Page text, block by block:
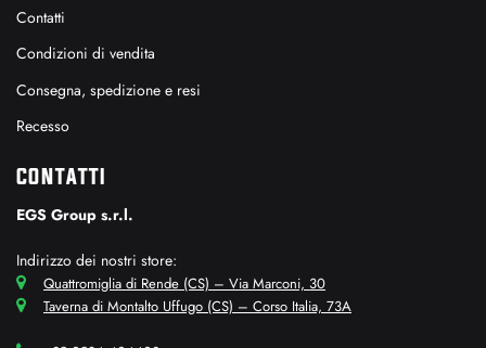
Contatti
Condizioni di vendita
Consegna, spedizione e resi
Recesso
CONTATTI
EGS Group s.r.l.
Indirizzo dei nostri store:
Quattromiglia di Rende (CS) – Via Marconi, 30
Taverna di Montalto Uffugo (CS) – Corso Italia, 73A